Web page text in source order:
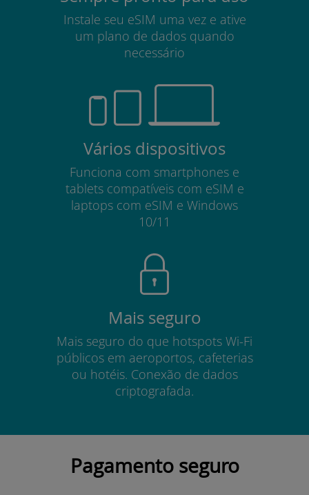
Instale seu eSIM uma vez e ative
um plano de dados quando
necessário
Vários dispositivos
Funciona com smartphones e
tablets compatíveis com eSIM e
laptops com eSIM e Windows
10/11
Mais seguro
Mais seguro do que hotspots Wi-Fi
públicos em aeroportos, cafeterias
ou hotéis. Conexão de dados
criptografada.
Pagamento seguro